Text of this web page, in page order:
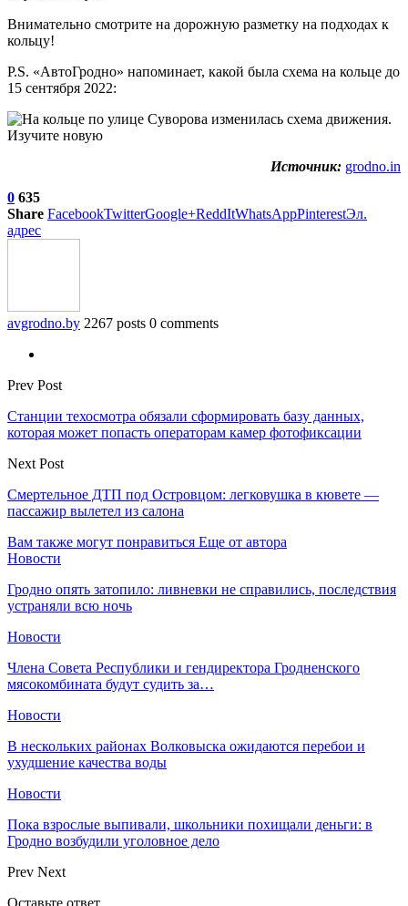
Внимательно смотрите на дорожную разметку на подходах к
кольцу!
P.S. «АвтоГродно» напоминает, какой была схема на кольце до
15 сентября 2022:
Источник: grodno.in
0 635
Share FacebookTwitterGoogle+ReddItWhatsAppPinterestЭл.
адрес
avgrodno.by 2267 posts 0 comments
Prev Post
Станции техосмотра обязали сформировать базу данных,
которая может попасть операторам камер фотофиксации
Next Post
Смертельное ДТП под Островцом: легковушка в кювете —
пассажир вылетел из салона
Вам также могут понравиться Еще от автора
Новости
Гродно опять затопило: ливневки не справились, последствия
устраняли всю ночь
Новости
Члена Совета Республики и гендиректора Гродненского
мясокомбината будут судить за…
Новости
В нескольких районах Волковыска ожидаются перебои и
ухудшение качества воды
Новости
Пока взрослые выпивали, школьники похищали деньги: в
Гродно возбудили уголовное дело
Prev Next